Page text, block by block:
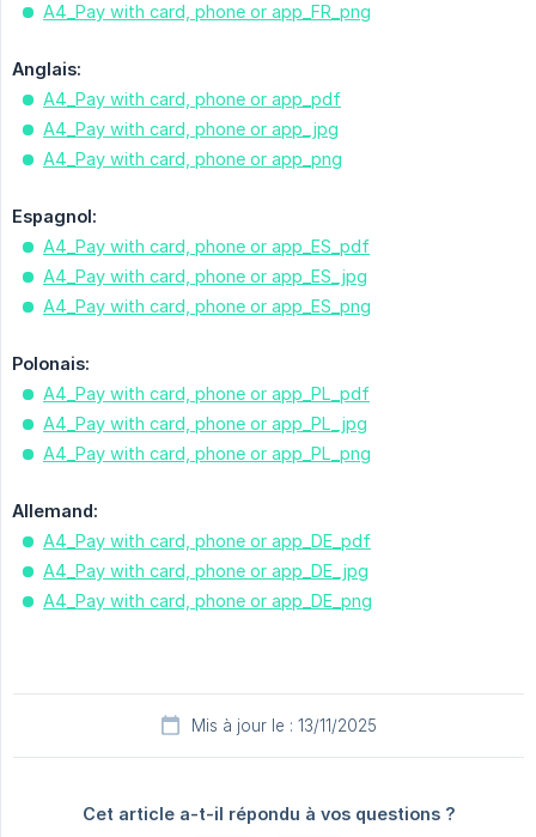
A4_Pay with card, phone or app_FR_png
Anglais:
A4_Pay with card, phone or app_pdf
A4_Pay with card, phone or app_jpg
A4_Pay with card, phone or app_png
Espagnol:
A4_Pay with card, phone or app_ES_pdf
A4_Pay with card, phone or app_ES_jpg
A4_Pay with card, phone or app_ES_png
Polonais:
A4_Pay with card, phone or app_PL_pdf
A4_Pay with card, phone or app_PL_jpg
A4_Pay with card, phone or app_PL_png
Allemand:
A4_Pay with card, phone or app_DE_pdf
A4_Pay with card, phone or app_DE_jpg
A4_Pay with card, phone or app_DE_png
Mis à jour le : 13/11/2025
Cet article a-t-il répondu à vos questions ?